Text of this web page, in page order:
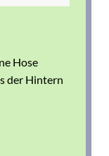
Hose
der Hintern